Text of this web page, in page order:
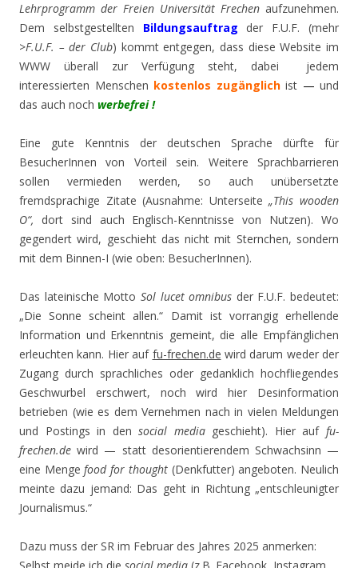
Lehrprogramm der Freien Universität Frechen aufzunehmen.
Dem selbstgestellten Bildungsauftrag der F.U.F. (mehr
>F.U.F. – der Club) kommt entgegen, dass diese Website im
WWW überall zur Verfügung steht, dabei jedem
interessierten Menschen kostenlos zugänglichist — und
das auch noch werbefrei !
Eine gute Kenntnis der deutschen Sprache dürfte für
BesucherInnen von Vorteil sein. Weitere Sprachbarrieren
sollen vermieden werden, so auch unübersetzte
fremdsprachige Zitate (Ausnahme: Unterseite„This wooden
O“, dort sind auch Englisch-Kenntnisse von Nutzen). Wo
gegendert wird, geschieht das nicht mit Sternchen, sondern
mit dem Binnen-I (wie oben: BesucherInnen).
Das lateinische Motto Sol lucet omnibus der F.U.F. bedeutet:
„Die Sonne scheint allen.“ Damit ist vorrangig erhellende
Information und Erkenntnis gemeint, die alle Empfänglichen
erleuchten kann. Hier auf fu-frechen.de wird darum weder der
Zugang durch sprachliches oder gedanklich hochfliegendes
Geschwurbel erschwert, noch wird hier Desinformation
betrieben (wie es dem Vernehmen nach in vielen Meldungen
und Postings in densocial mediageschieht). Hier auffu-
frechen.de wird — statt desorientierendem Schwachsinn —
eine Mengefood for thought(Denkfutter) angeboten. Neulich
meinte dazu jemand: Das geht in Richtung „entschleunigter
Journalismus.“
Dazu muss der SR im Februar des Jahres 2025 anmerken: